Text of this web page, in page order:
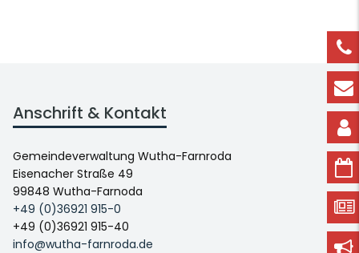
Anschrift & Kontakt
Gemeindeverwaltung Wutha-Farnroda
Eisenacher Straße 49
99848 Wutha-Farnoda
+49 (0)36921 915-0
+49 (0)36921 915-40
info@wutha-farnroda.de